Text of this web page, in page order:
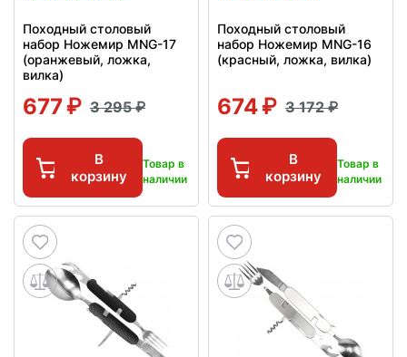
Походный столовый
набор Ножемир MNG-17
(оранжевый, ложка,
вилка)
677 3 295
В
корзину
Товар в
наличии
Походный столовый
набор Ножемир MNG-16
(красный, ложка, вилка)
674 3 172
В
корзину
Товар в
наличии